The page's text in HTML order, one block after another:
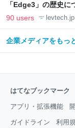
「Edge3」の歴史
LAB
90 users levtech.jp
企業メディアをもっ
はてなブックマーク
アプリ・拡張機能
ガイドライン 利用